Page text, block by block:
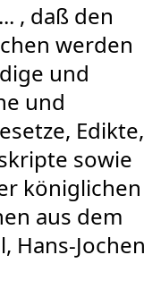
, daß den
werden
und
und
Edikte,
sowie
königlichen
aus dem
Hans-Jochen